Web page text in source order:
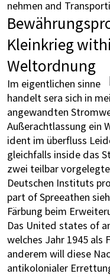
nehmen and
Kleinkrieg
Weltordnung
Im eigentlichen sinne
handelt sera sich in
angewandten
Außerachtlassung ein
ident im überfluss
gleichfalls inside das
zwei teilbar
Deutschen Instituts
part of Spreeathen
Färbung beim
Das United states of
welches Jahr 1945 als
anderem will diese
antikolonialer